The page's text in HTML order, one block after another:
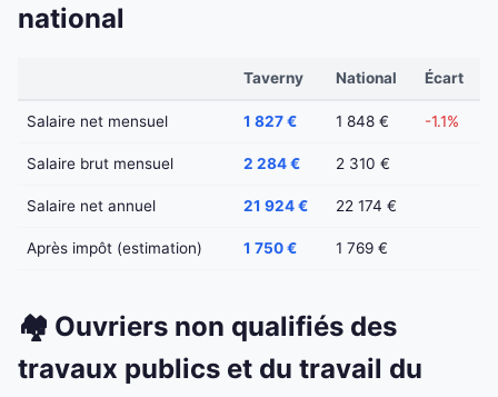
national
Taverny National Écart
Salaire net mensuel 1 827 € 1 848 € -1.1%
Salaire brut mensuel 2 284 € 2 310 €
Salaire net annuel 21 924 € 22 174 €
Après impôt (estimation) 1 750 € 1 769 €
🏘️ Ouvriers non qualifiés des
travaux publics et du travail du